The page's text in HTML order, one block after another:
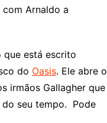
com Arnaldo a
que está escrito
do Oasis. Ele abre o
irmãos Gallagher que
do seu tempo. Pode